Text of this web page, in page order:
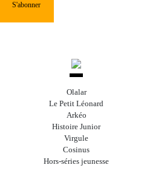
S'abonner
Olalar
Le Petit Léonard
Arkéo
Histoire Junior
Virgule
Cosinus
Hors-séries jeunesse